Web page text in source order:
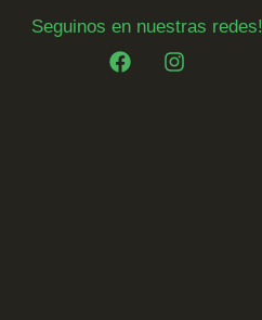
Seguinos en nuestras redes!